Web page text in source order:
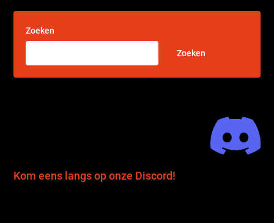
Zoeken
Zoeken
Kom eens langs op onze Discord!